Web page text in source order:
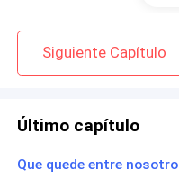
¿Quién sueña con
Hace demasiado que
escalofrío me recorre
Siguiente Capítulo
Último capítulo
Que quede entre